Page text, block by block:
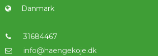
Danmark
31684467
info@haengekoje.dk